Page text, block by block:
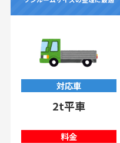
対応車
2t平車
料金